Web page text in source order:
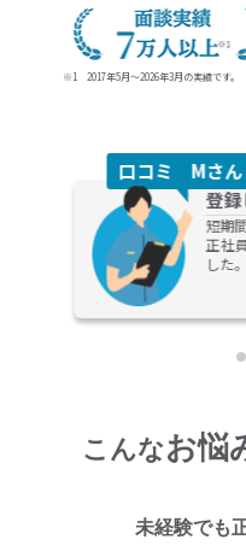
※1 2017年5月～2026年3月の実績です。
キャ
担当
れる
の提
口コミ Dさん
こんなお悩
未経験でも